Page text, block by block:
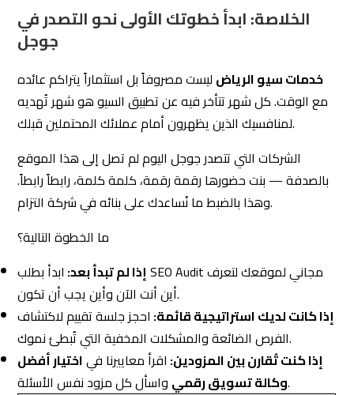
وحركة المرور ومقارنة المنافسين مع توصيات قابلة للتنفيذ.
الخلاصة: ابدأ خطوتك الأولى نحو التصدر في
جوجل
خدمات سيو الرياض ليست مصروفاً بل استثماراً يتراكم عائده
مع الوقت. كل شهر تتأخر فيه عن تطبيق السيو هو شهر تُهديه
لمنافسيك الذين يظهرون أمام عملائك المحتملين قبلك.
الشركات التي تتصدر جوجل اليوم لم تصل إلى هذا الموقع
بالصدفة — بنت حضورها رقمة رقمة، كلمة كلمة، رابطاً رابطاً.
وهذا بالضبط ما نُساعدك على بنائه في شركة التزام.
ما الخطوة التالية؟
إذا لم تبدأ بعد: ابدأ بطلب SEO Audit مجاني لموقعك لتعرف
أين أنت الآن وأين يجب أن تكون.
إذا كانت لديك استراتيجية قائمة: احجز جلسة تقييم لاكتشاف
الفرص الضائعة والمشكلات المخفية التي تُبطئ نموك.
إذا كنت تُقارن بين المزودين: اقرأ معاييرنا فياختيار أفضل
وكالة تسويق رقميواسأل كل مزود نفس الأسئلة.